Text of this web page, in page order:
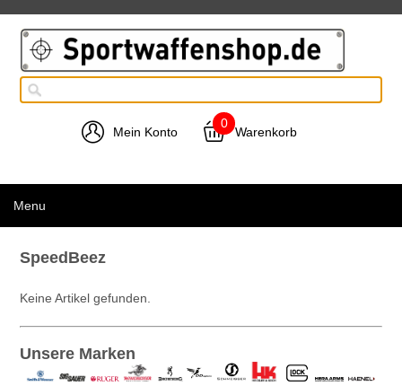
Mein Konto
0
Warenkorb
Menu
SpeedBeez
Keine Artikel gefunden.
Unsere Marken